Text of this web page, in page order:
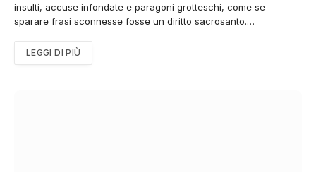
insulti, accuse infondate e paragoni grotteschi, come se
sparare frasi sconnesse fosse un diritto sacrosanto.…
LEGGI DI PIÙ